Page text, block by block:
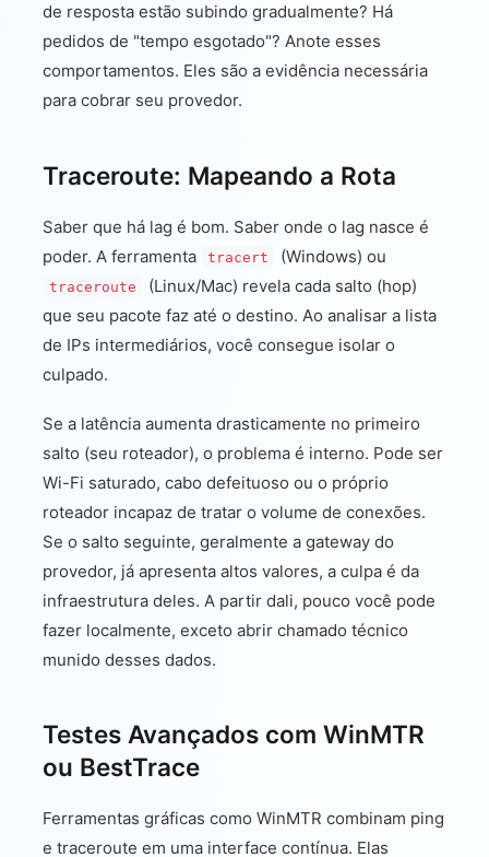
de resposta estão subindo gradualmente? Há
pedidos de "tempo esgotado"? Anote esses
comportamentos. Eles são a evidência necessária
para cobrar seu provedor.
Traceroute: Mapeando a Rota
Saber que há lag é bom. Saber onde o lag nasce é
poder. A ferramenta
tracert (Windows) ou
traceroute
(Linux/Mac) revela cada salto (hop)
que seu pacote faz até o destino. Ao analisar a lista
de IPs intermediários, você consegue isolar o
culpado.
Se a latência aumenta drasticamente no primeiro
salto (seu roteador), o problema é interno. Pode ser
Wi-Fi saturado, cabo defeituoso ou o próprio
roteador incapaz de tratar o volume de conexões.
Se o salto seguinte, geralmente a gateway do
provedor, já apresenta altos valores, a culpa é da
infraestrutura deles. A partir dali, pouco você pode
fazer localmente, exceto abrir chamado técnico
munido desses dados.
Testes Avançados com WinMTR
ou BestTrace
Ferramentas gráficas como WinMTR combinam ping
e traceroute em uma interface contínua. Elas